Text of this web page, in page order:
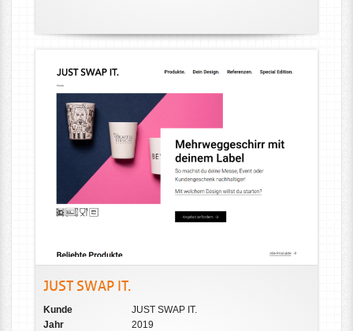
JUST SWAP IT.
Kunde
JUST SWAP IT.
Jahr
2019